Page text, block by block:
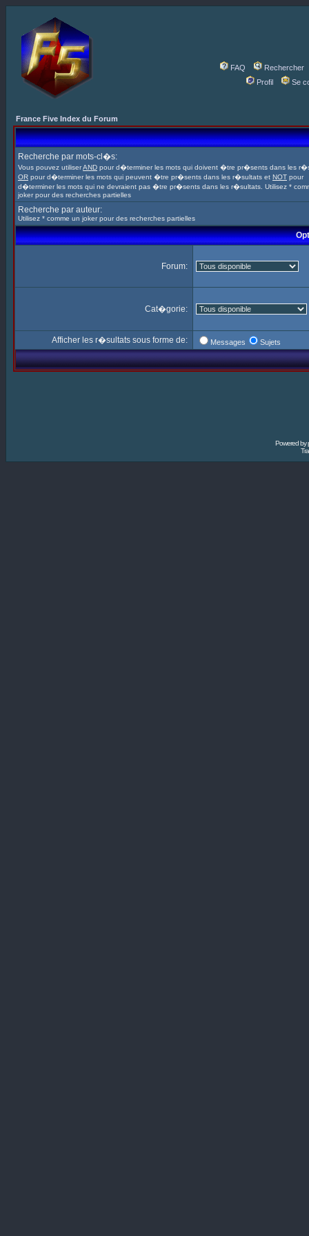
FAQ
Rechercher
Profil
Se
France Five Index du Forum
Recherche par mots-cl�s:
Vous pouvez utiliserAND pour d�terminer les mots qui doivent �tre pr�sents dans les
OR pour d�terminer les mots qui peuvent �tre pr�sents dans les r�sultats et NOT pour
d�terminer les mots qui ne devraient pas �tre pr�sents dans les r�sultats. Utilisez *
joker pour des recherches partielles
Recherche par auteur:
Utilisez * comme un joker pour des recherches partielles
Forum:
Cat�gorie:
Afficher les r�sultats sous forme de: Messages Sujets
Powered by